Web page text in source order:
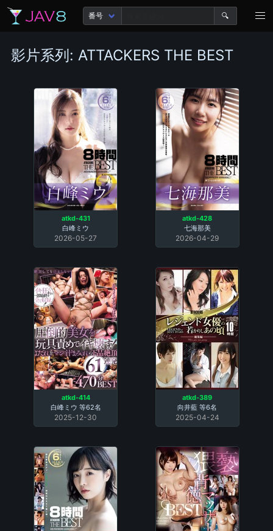
🔍
影片系列: ATTACKERS THE BEST
atkd-431
白峰ミウ
2026-05-27
atkd-428
七海那美
2026-04-29
atkd-414
白峰ミウ 等62名
2025-12-30
atkd-389
向井藍等6名
2025-04-24